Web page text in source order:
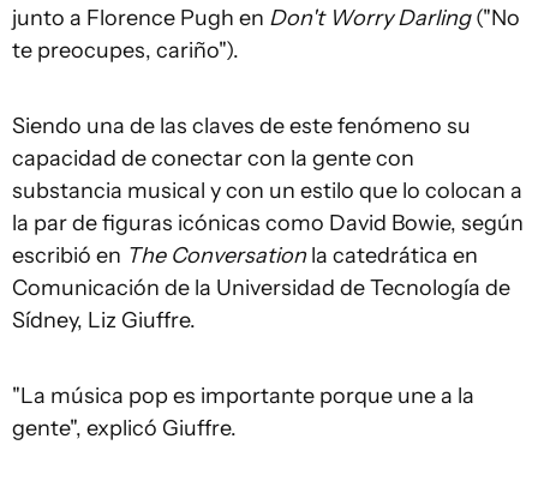
junto a Florence Pugh en Don't Worry Darling("No
te preocupes, cariño").
Siendo una de las claves de este fenómeno su
capacidad de conectar con la gente con
substancia musical y con un estilo que lo colocan a
la par de figuras icónicas como David Bowie, según
escribió en The Conversationla catedrática en
Comunicación de la Universidad de Tecnología de
Sídney, Liz Giuffre.
"La música pop es importante porque une a la
gente", explicó Giuffre.